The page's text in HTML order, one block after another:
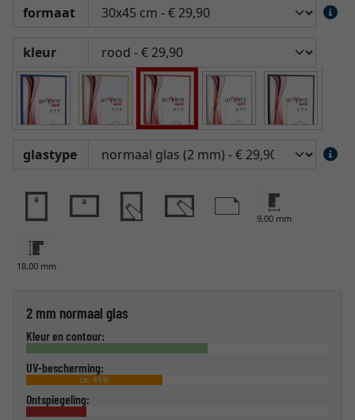
formaat
kleur
glastype
9,00 mm
18,00 mm
2 mm normaal glas
Kleur en contour:
UV-bescherming:
ca. 45%
Ontspiegeling: